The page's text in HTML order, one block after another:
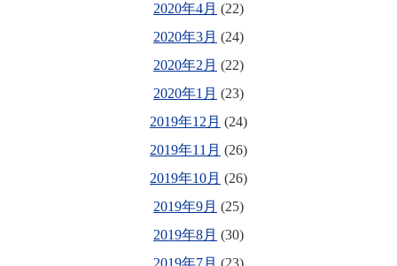
2020年4月 (22)
2020年3月 (24)
2020年2月 (22)
2020年1月 (23)
2019年12月 (24)
2019年11月 (26)
2019年10月 (26)
2019年9月 (25)
2019年8月 (30)